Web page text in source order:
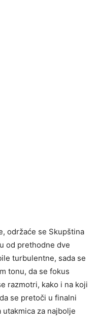
održaće se Skupština
od prethodne dve
turbulentne, sada se
tonu, da se fokus
razmotri, kako i na koji
se pretoči u finalni
za najbolje